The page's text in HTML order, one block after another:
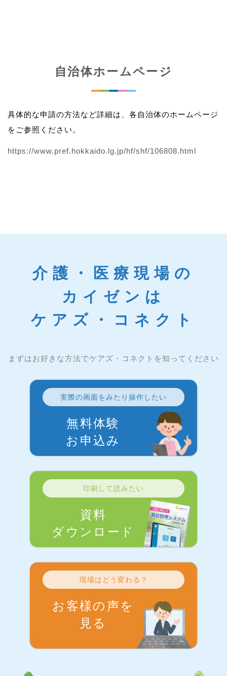
自治体ホームページ
具体的な申請の方法など詳細は、各自治体のホームページ
をご参照ください。
https://www.pref.hokkaido.lg.jp/hf/shf/106808.html
介護・医療現場の
カイゼンは
ケアズ・コネクト
まずはお好きな方法でケアズ・コネクトを知ってください
実際の画面をみたり操作したい
無料体験
お申込み
印刷して読みたい
資料
ダウンロード
現場はどう変わる？
お客様の声を
見る